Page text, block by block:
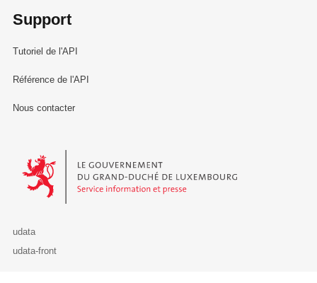
Support
Tutoriel de l'API
Référence de l'API
Nous contacter
Le Gouvernement du Grand-Duché de Luxembourg - Service
udata
udata-front